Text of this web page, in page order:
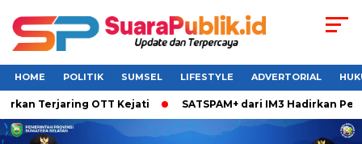
HOME POLITIK SUMSEL LIFESTYLE ADVERTORIAL
Terjaring OTT Kejati SATSPAM+ dari IM3 Hadirkan